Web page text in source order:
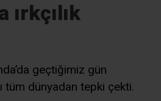
ırkçılık
geçtiğimiz gün
tüm dünyadan tepki çekti.